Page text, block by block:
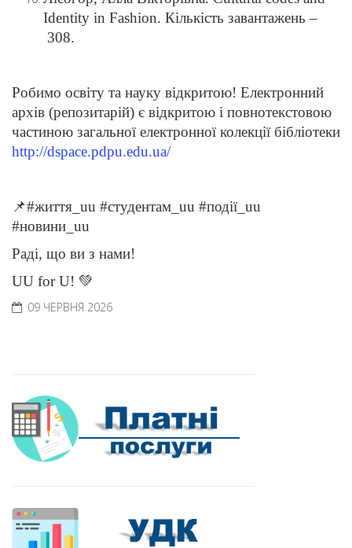
Іdentity in Fashion. Кількість завантажень –
308.
Робимо освіту та науку відкритою! Електронний
архів (репозитарій) є відкритою і повнотекстовою
частиною загальної електронної колекції бібліотеки
http://dspace.pdpu.edu.ua/
📌#життя_uu #студентам_uu #події_uu
#новини_uu
Раді, що ви з нами!
UU for U! 💚
09 ЧЕРВНЯ 2026